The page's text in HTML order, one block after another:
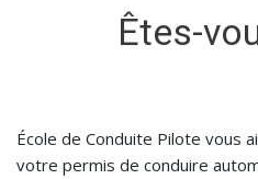
Êtes-
École de Conduite Pilote vous
votre permis de conduire